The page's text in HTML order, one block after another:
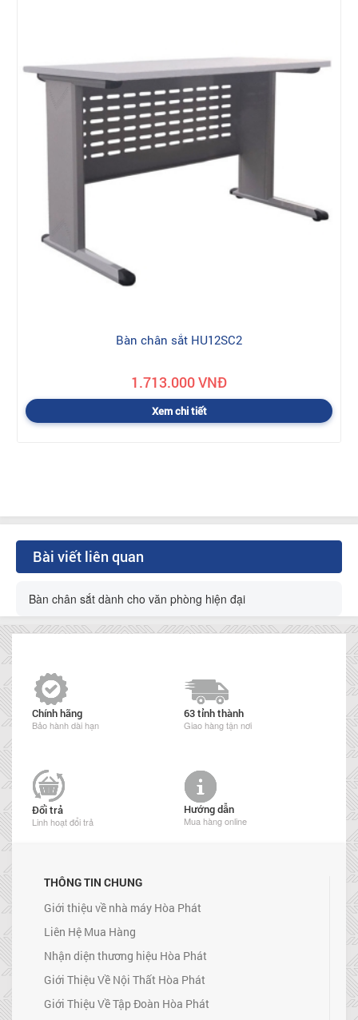
Bàn chân sắt HU12SC2
1.713.000 VNĐ
Xem chi tiết
Bài viết liên quan
Bàn chân sắt dành cho văn phòng hiện đại
Chính hãng
Bảo hành dài hạn
63 tỉnh thành
Giao hàng tận nơi
Đổi trả
Linh hoạt đổi trả
Hướng dẫn
Mua hàng online
THÔNG TIN CHUNG
Giới thiệu về nhà máy Hòa Phát
Liên Hệ Mua Hàng
Nhận diện thương hiệu Hòa Phát
Giới Thiệu Về Nội Thất Hòa Phát
Giới Thiệu Về Tập Đoàn Hòa Phát